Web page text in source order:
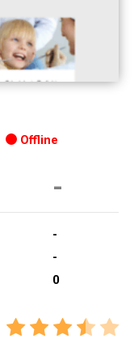
Offline
-
-
-
0